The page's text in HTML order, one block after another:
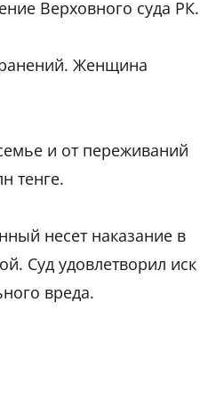
Верховного суда РК.
Женщина
и от переживаний
тенге.
несет наказание в
Суд удовлетворил иск
вреда.